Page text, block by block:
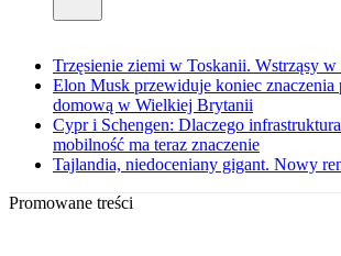
Trzęsienie ziemi w Toskanii. Wstrząsy
Elon Musk przewiduje koniec
domową w Wielkiej Brytanii
Cypr i Schengen: Dlaczego
mobilność ma teraz znaczenie
Tajlandia, niedoceniany gigant. Nowy
Promowane treści